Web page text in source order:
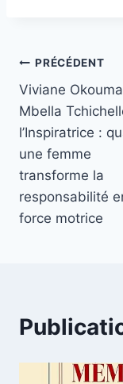
Navigation
de
l’article
PRÉCÉDENT
Viviane Okouma
Mbella
l’Inspiratrice :
une femme
transforme la
responsabilité
force motrice